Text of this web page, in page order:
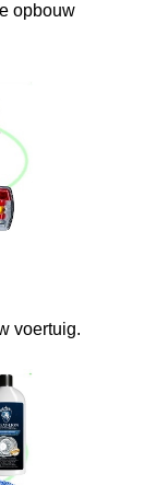
opbouw
voertuig.